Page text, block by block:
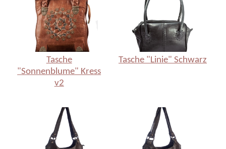
Tasche
"Sonnenblume" Kress
v2
Tasche "Linie" Schwarz